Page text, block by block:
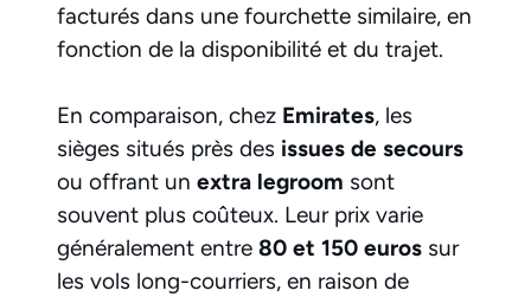
facturés dans une fourchette similaire, en
fonction de la disponibilité et du trajet.
En comparaison, chez Emirates, les
sièges situés près des issues de secours
ou offrant un extra legroom sont
souvent plus coûteux. Leur prix varie
généralement entre 80 et 150 euros sur
les vols long-courriers, en raison de